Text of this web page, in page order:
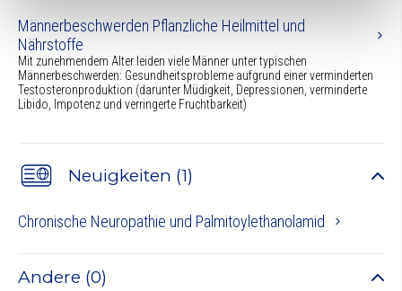
Männerbeschwerden Pflanzliche Heilmittel und
Nährstoffe
Mit zunehmendem Alter leiden viele Männer unter typischen
Männerbeschwerden: Gesundheitsprobleme aufgrund einer verminderten
Testosteronproduktion (darunter Müdigkeit, Depressionen, verminderte
Libido, Impotenz und verringerte Fruchtbarkeit)
Neuigkeiten (1)
Chronische Neuropathie und Palmitoylethanolamid
Andere (0)